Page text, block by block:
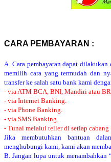
CARA PEMBAYARAN :
A. Cara pembayaran dapat dilakukan
memilih cara yang termudah dan
transfer ke salah satu bank kami
- via ATM BCA, BNI, Mandiri atau
- via Internet Banking.
- via Phone Banking.
- via SMS Banking.
- Tunai melalui teller di setiap cabang
Jika membutuhkan bantuan
menghubungi kami, kami akan
B. Jangan lupa untuk menambahkan